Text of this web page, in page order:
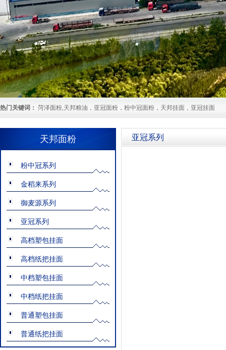
热门关键词： 菏泽面粉,天邦粮油，亚冠面粉，粉中冠面粉，天邦挂面，亚冠挂面
天邦面粉
粉中冠系列
金稻来系列
御麦源系列
亚冠系列
高档塑包挂面
高档纸把挂面
中档塑包挂面
中档纸把挂面
普通塑包挂面
普通纸把挂面
亚冠系列